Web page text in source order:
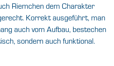
Riemchen dem Charakter
Korrekt ausgeführt, man
auch vom Aufbau, bestechen
sondern auch funktional.